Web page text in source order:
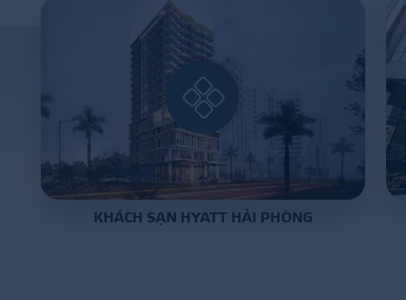
DỰ
KÊNH PHÂN
THƯ
KHÁCH SẠN HYATT HẢI PHÒNG